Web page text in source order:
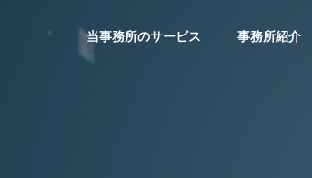
当事務所のサービス 事務所紹介